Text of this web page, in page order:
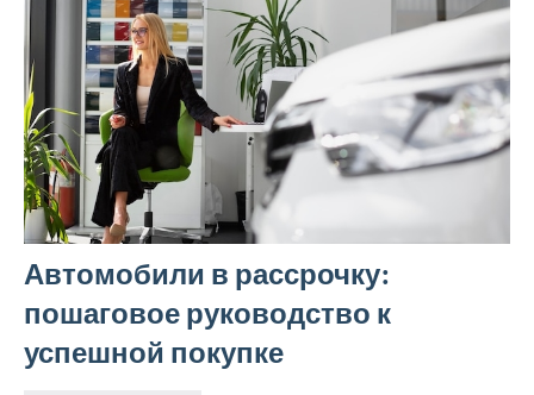
Автомобили в рассрочку:
пошаговое руководство к
успешной покупке